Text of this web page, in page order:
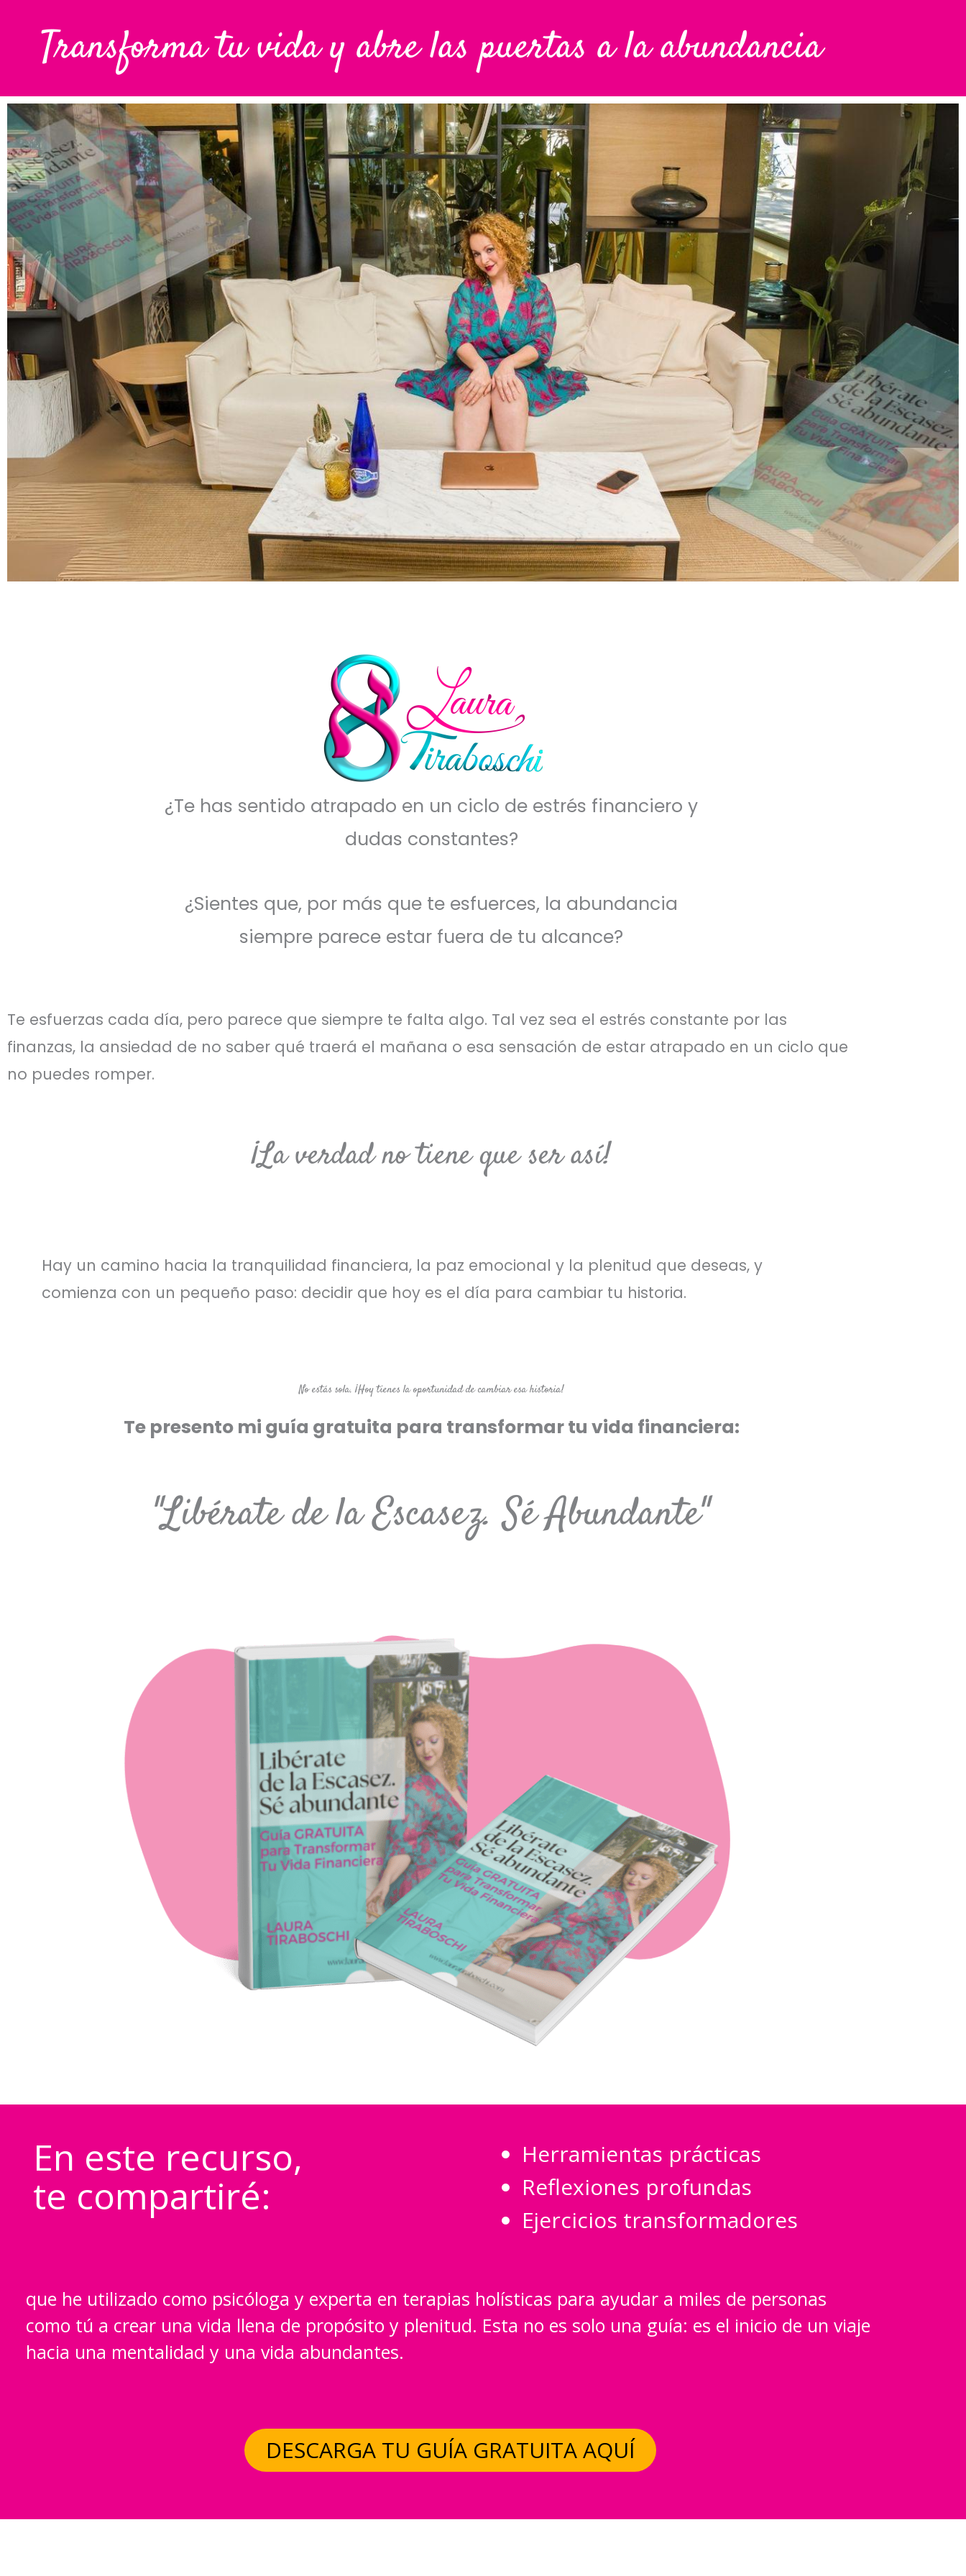
Transforma tu vida y abre las puertas a la abundancia
¿Te has sentido atrapado en un ciclo de estrés financiero y
dudas constantes?
¿Sientes que, por más que te esfuerces, la abundancia
siempre parece estar fuera de tu alcance?
Te esfuerzas cada día, pero parece que siempre te falta algo. Tal vez sea el estrés constante por las
finanzas, la ansiedad de no saber qué traerá el mañana o esa sensación de estar atrapado en un ciclo que
no puedes romper.
¡La verdad no tiene que ser así!
Hay un camino hacia la tranquilidad financiera, la paz emocional y la plenitud que deseas, y
comienza con un pequeño paso: decidir que hoy es el día para cambiar tu historia.
No estás sola. ¡Hoy tienes la oportunidad de cambiar esa historia!
Te presento mi guía gratuita para transformar tu vida financiera:
"Libérate de la Escasez. Sé Abundante"
En este recurso,
te compartiré:
Herramientas prácticas
Reflexiones profundas
Ejercicios transformadores
que he utilizado como psicóloga y experta en terapias holísticas para ayudar a miles de personas
como tú a crear una vida llena de propósito y plenitud. Esta no es solo una guía: es el inicio de un viaje
hacia una mentalidad y una vida abundantes.
DESCARGA TU GUÍA GRATUITA AQUÍ